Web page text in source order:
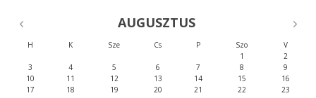
AUGUSZTUS
H K Sze Cs P Szo
V
1
2
3
4 5 6 7 8
9
10
11 12 13 14 15
16
17
18 19 20 21 22
23